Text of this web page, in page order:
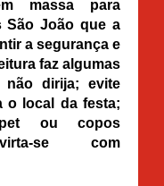
massa para
São João que a
a segurança e
faz algumas
não dirija; evite
o local da festa;
ou copos
se com